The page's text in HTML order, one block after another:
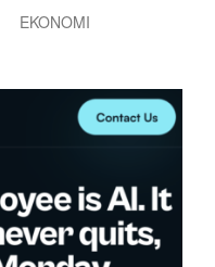
EKONOMI